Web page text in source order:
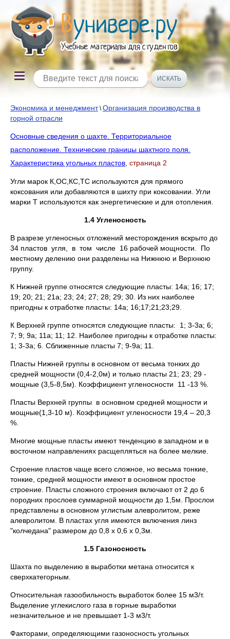
Экономика и менеджмент\Организация производства в
горной отрасли
Основные сведения о шахте. Территориальное
расположение. Технические границы шахтного поля.
Характеристика угольных пластов , страница 2
Угли марок К,ОС,КС,ТС используются для прямого
коксования или добавляются в шихту при коксовании. Угли
марки Т используются как энергетические и для отопления.
1.4 Угленосность
В разрезе угленосных отложений месторождения вскрыто до
34 пластов угля, в том числе 16 рабочей мощности. По
местному делению они разделены на Нижнюю и Верхнюю
группу.
К Нижней группе относятся следующие пласты: 14а; 16; 17;
19; 20; 21; 21а; 23; 24; 27; 28; 29; 30. Из них наиболее
пригодны к отработке пласты: 14а; 16;17;21;23;29.
К Верхней группе относятся следующие пласты: 1; 3-3а; 6;
7; 9; 9а; 11а; 11; 12. Наиболее пригодны к отработке пласты:
1; 3-3а; 6. Сближенные пласты 7; 9-9а; 11.
Пласты Нижней группы в основном от весьма тонких до
средней мощности (0,4-2,0м) и только пласты 21; 23; 29 -
мощные (3,5-8,5м). Коэффициент угленосности 11 -13 %.
Пласты Верхней группы в основном средней мощности и
мощные(1,3-10 м). Коэффициент угленосности 19,4 – 20,3
%.
Многие мощные пласты имеют тенденцию в западном и в
восточном направлениях расщепляться на более мелкие.
Строение пластов чаще всего сложное, но весьма тонкие,
тонкие, средней мощности имеют в основном простое
строение. Пласты сложного строения включают от 2 до 6
породних прослоев суммарной мощности до 1,5м. Прослои
представлены в основном углистым алевролитом, реже
алевролитом. В пластах угля имеются включения линз
"колчедана" размером до 0,8 х 0,6 х 0,3м.
1.5 Газоносность
Шахта по выделению в выработки метана относится к
сверхкатегорным.
Относительная газообильность выработок более 15 м3/т.
Выделение углекислого газа в горные выработки
незначительное и не превышает 1-3 м3/т.
Факторами, определяющими газоносность угольных